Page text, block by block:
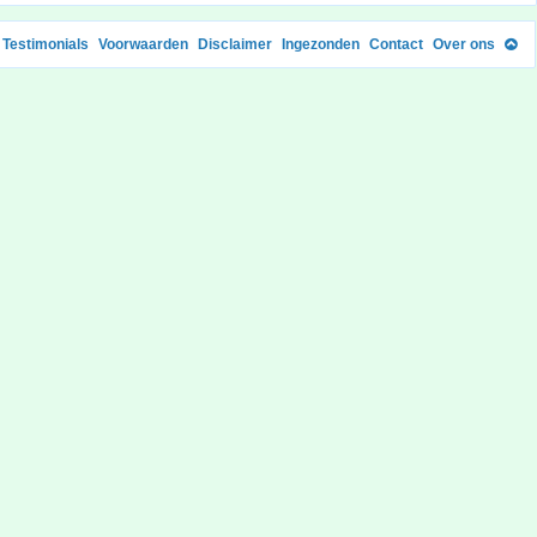
Testimonials Voorwaarden Disclaimer Ingezonden Contact Over ons